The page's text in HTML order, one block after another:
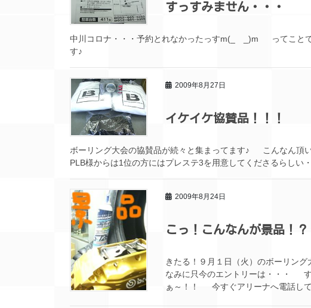
すっすみません・・・
中川コロナ・・・予約とれなかったっすm(_ _)m ってこと
す♪
2009年8月27日
イケイケ協賛品！！！
ボーリング大会の協賛品が続々と集まってます♪ こ
PLB様からは1位の方にはプレステ3を用意してくださるらし
2009年8月24日
こっ！こんなんが景品！？
きたる！９月１日（火）のボーリン
なみに只今のエントリーは・・
ぁ～！！ 今すぐアリーナへ電話し